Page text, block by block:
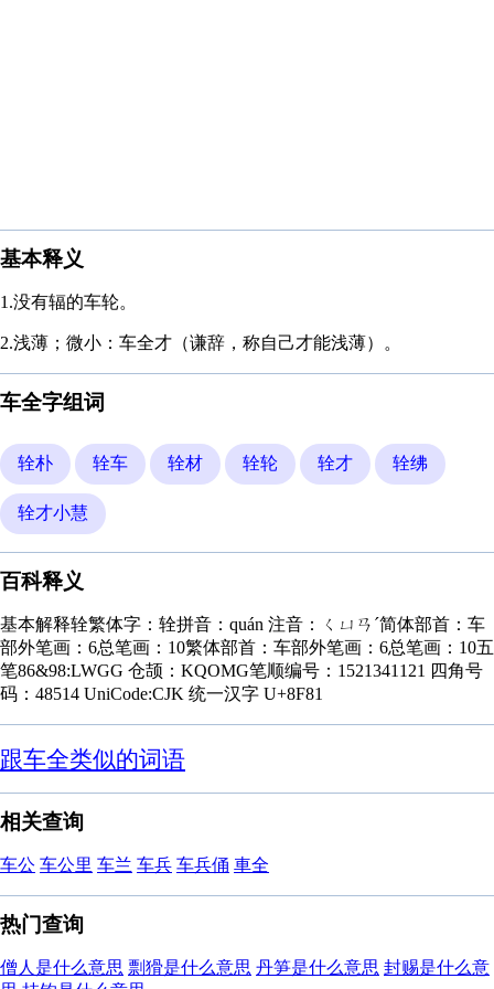
基本释义
1.没有辐的车轮。
2.浅薄；微小：车全才（谦辞，称自己才能浅薄）。
车全字组词
辁朴 辁车 辁材 辁轮 辁才 辁绋
辁才小慧
百科释义
基本解释辁繁体字：辁拼音：quán 注音：ㄑㄩㄢˊ简体部首：车
部外笔画：6总笔画：10繁体部首：车部外笔画：6总笔画：10五
笔86&98:LWGG 仓颉：KQOMG笔顺编号：1521341121 四角号
码：48514 UniCode:CJK 统一汉字 U+8F81
跟车全类似的词语
相关查询
车公 车公里 车兰 车兵 车兵俑 車全
热门查询
僧人是什么意思 剽猾是什么意思 丹笋是什么意思 封赐是什么意